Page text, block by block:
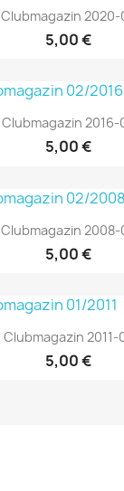
Vorschau
Clubmagazin 2020-
5,00 €
Vorschau
Clubmagazin 2016-
5,00 €
Vorschau
Clubmagazin 2008-
5,00 €
Vorschau
Clubmagazin 2011-
5,00 €